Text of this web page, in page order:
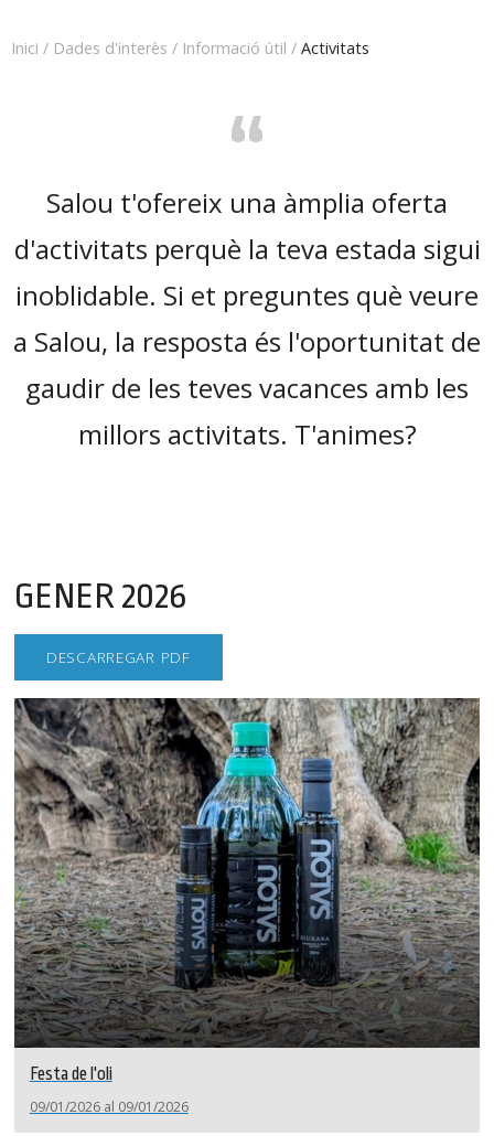
Inici / Dades d'interès / Informació útil / Activitats
“
Salou t'ofereix una àmplia oferta
d'activitats perquè la teva estada sigui
inoblidable. Si et preguntes què veure
a Salou, la resposta és l'oportunitat de
gaudir de les teves vacances amb les
millors activitats. T'animes?
GENER 2026
DESCARREGAR PDF
Festa de l'oli
09/01/2026 al 09/01/2026